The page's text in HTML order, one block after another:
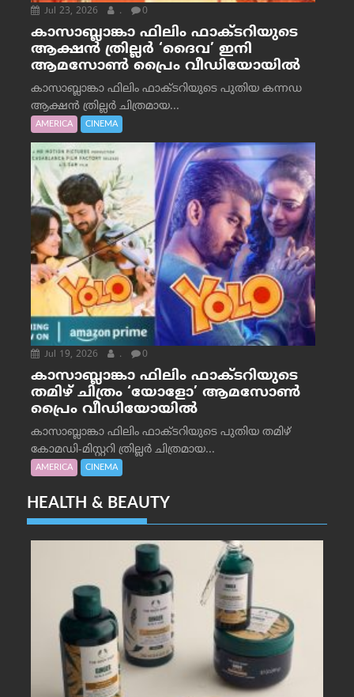
Jul 23, 2026 . 0
കാസാബ്ലാങ്കാ ഫിലിം ഫാക്ടറിയുടെ
ആക്ഷൻ ത്രില്ലർ ‘ദൈവ’ ഇനി
ആമസോൺ പ്രൈം വീഡിയോയിൽ
കാസാബ്ലാങ്കാ ഫിലിം ഫാക്ടറിയുടെ പുതിയ കന്നഡ
ആക്ഷൻ ത്രില്ലർ ചിത്രമായ...
AMERICA CINEMA
Jul 19, 2026 . 0
കാസാബ്ലാങ്കാ ഫിലിം ഫാക്ടറിയുടെ
തമിഴ് ചിത്രം ‘യോളോ’ ആമസോൺ
പ്രൈം വീഡിയോയിൽ
കാസാബ്ലാങ്കാ ഫിലിം ഫാക്ടറിയുടെ പുതിയ തമിഴ്
കോമഡി-മിസ്റ്ററി ത്രില്ലർ ചിത്രമായ...
AMERICA CINEMA
HEALTH & BEAUTY